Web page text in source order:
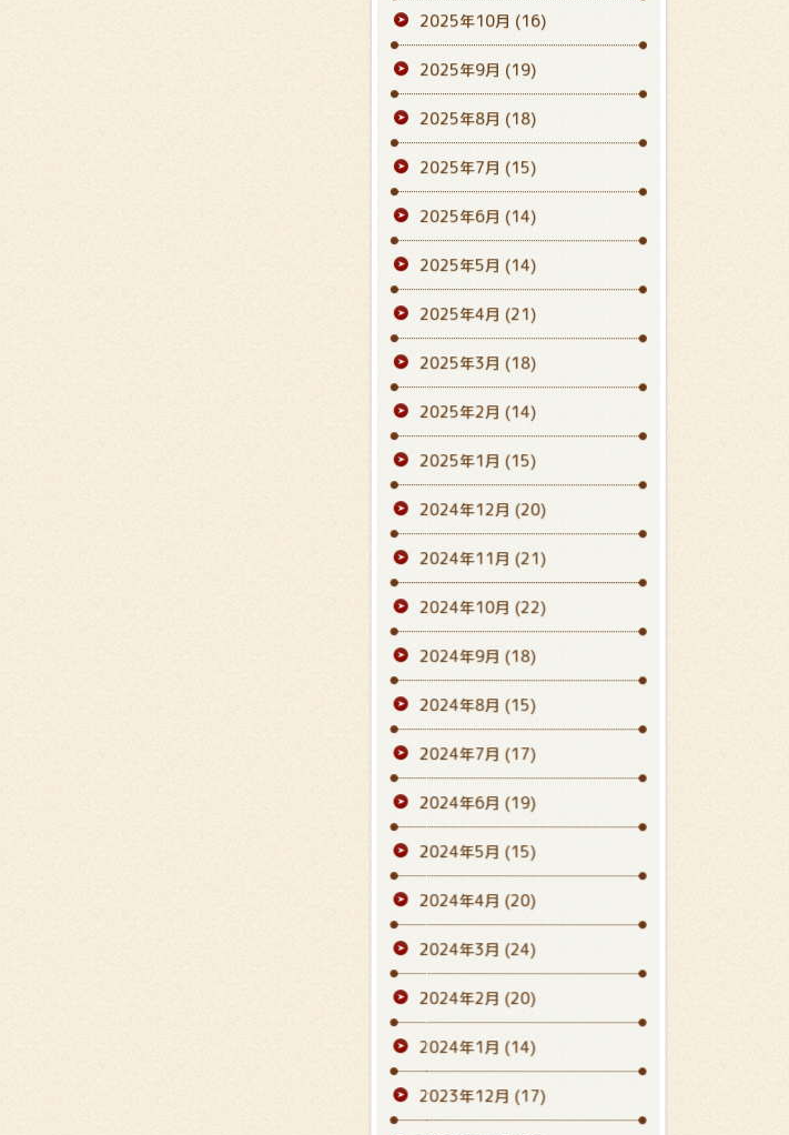
2025年10月 (16)
2025年9月 (19)
2025年8月 (18)
2025年7月 (15)
2025年6月 (14)
2025年5月 (14)
2025年4月 (21)
2025年3月 (18)
2025年2月 (14)
2025年1月 (15)
2024年12月 (20)
2024年11月 (21)
2024年10月 (22)
2024年9月 (18)
2024年8月 (15)
2024年7月 (17)
2024年6月 (19)
2024年5月 (15)
2024年4月 (20)
2024年3月 (24)
2024年2月 (20)
2024年1月 (14)
2023年12月 (17)